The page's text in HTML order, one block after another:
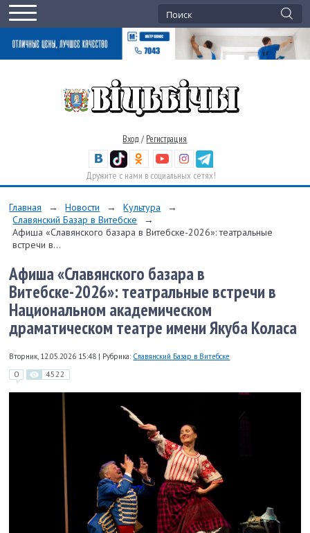
Вход / Регистрация
Дружите с нами в социальных сетях!
Главная → Новости → Культура
→
Славянский Базар в Витебске
→
Афиша «Славянского базара в Витебске-2026»: театральные
встречи в...
Афиша «Славянского базара в
Витебске-2026»: театральные встречи в
Национальном академическом
драматическом театре имени Якуба Коласа
Вторник, 12.05.2026 15:48 | Рубрика: Славянский Базар в Витебске
0 4522